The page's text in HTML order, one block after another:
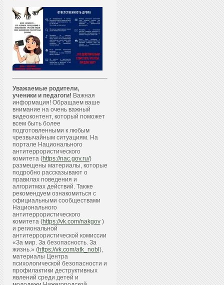
Уважаемые родители,
ученики и педагоги! Важная
информация! Обращаем ваше
внимание на очень важный
видеоконтент, который поможет
всем быть более
подготовленными к любым
чрезвычайным ситуациям. На
портале Национального
антитеррористического
комитета (https://nac.gov.ru/)
размещены материалы, которые
подробно рассказывают о
правилах поведения и
алгоритмах действий. Также
рекомендуем ознакомиться с
официальными сообществами
Национального
антитеррористического
комитета (https://vk.com/nakgov)
и региональной
антитеррористической комиссии
«За мир. За безопасность. За
жизнь.» (https://vk.com/atk_nobl ),
материалы Центра
психологической безопасности и
профилактики деструктивных
явлений среди детей и